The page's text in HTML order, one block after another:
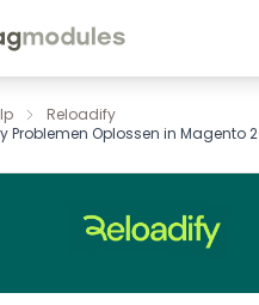
Reloadify
Problemen Oplossen in Magento 2